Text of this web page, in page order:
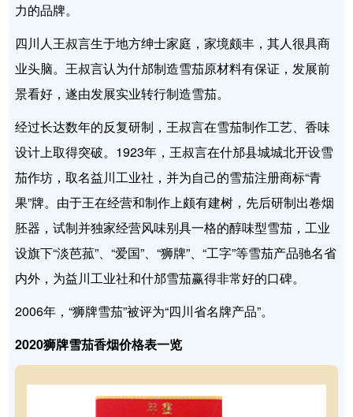
力的品牌。
四川人王叔言生于地方绅士家庭，家境颇丰，其人很具商
业头脑。王叔言认为什邡制造雪茄原材料有保证，发展前
景看好，遂由发展实业转行制造雪茄。
经过长达数年的反复研制，王叔言在雪茄制作工艺、香味
设计上取得突破。1923年，王叔言在什邡县城城北开设雪
茄作坊，取名益川工业社，并为自己的雪茄注册商标“青
果”牌。由于王在经营和制作上颇有建树，先后研制出卷烟
胚器，试制并独家经营风味别具一格的醇味型雪茄，工业
设旗下“淡芭菰”、“爱国”、“狮牌”、“工字”等雪茄产品驰名省
内外，为益川工业社和什邡雪茄赢得非常好的口碑。
2006年，“狮牌雪茄”被评为“四川省名牌产品”。
2020狮牌雪茄香烟价格表一览